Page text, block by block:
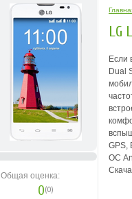
Общая оценка:
0(0)
LG
Если
Dual
GPS,
ОС